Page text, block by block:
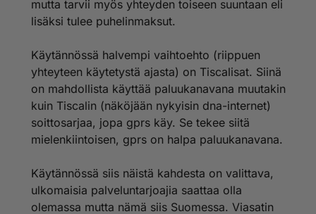
mutta tarvii myös yhteyden toiseen suuntaan eli
lisäksi tulee puhelinmaksut.
Käytännössä halvempi vaihtoehto (riippuen
yhteyteen käytetystä ajasta) on Tiscalisat. Siinä
on mahdollista käyttää paluukanavana muutakin
kuin Tiscalin (näköjään nykyisin dna-internet)
soittosarjaa, jopa gprs käy. Se tekee siitä
mielenkiintoisen, gprs on halpa paluukanavana.
Käytännössä siis näistä kahdesta on valittava,
ulkomaisia palveluntarjoajia saattaa olla
olemassa mutta nämä siis Suomessa. Viasatin